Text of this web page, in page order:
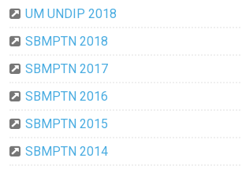
UM UNDIP 2018
SBMPTN 2018
SBMPTN 2017
SBMPTN 2016
SBMPTN 2015
SBMPTN 2014